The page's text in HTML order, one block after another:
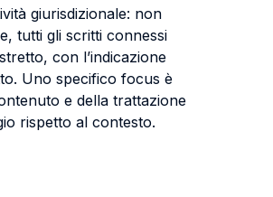
giurisdizionale: non
tutti gli scritti connessi
con l’indicazione
Uno specifico focus è
e della trattazione
rispetto al contesto.